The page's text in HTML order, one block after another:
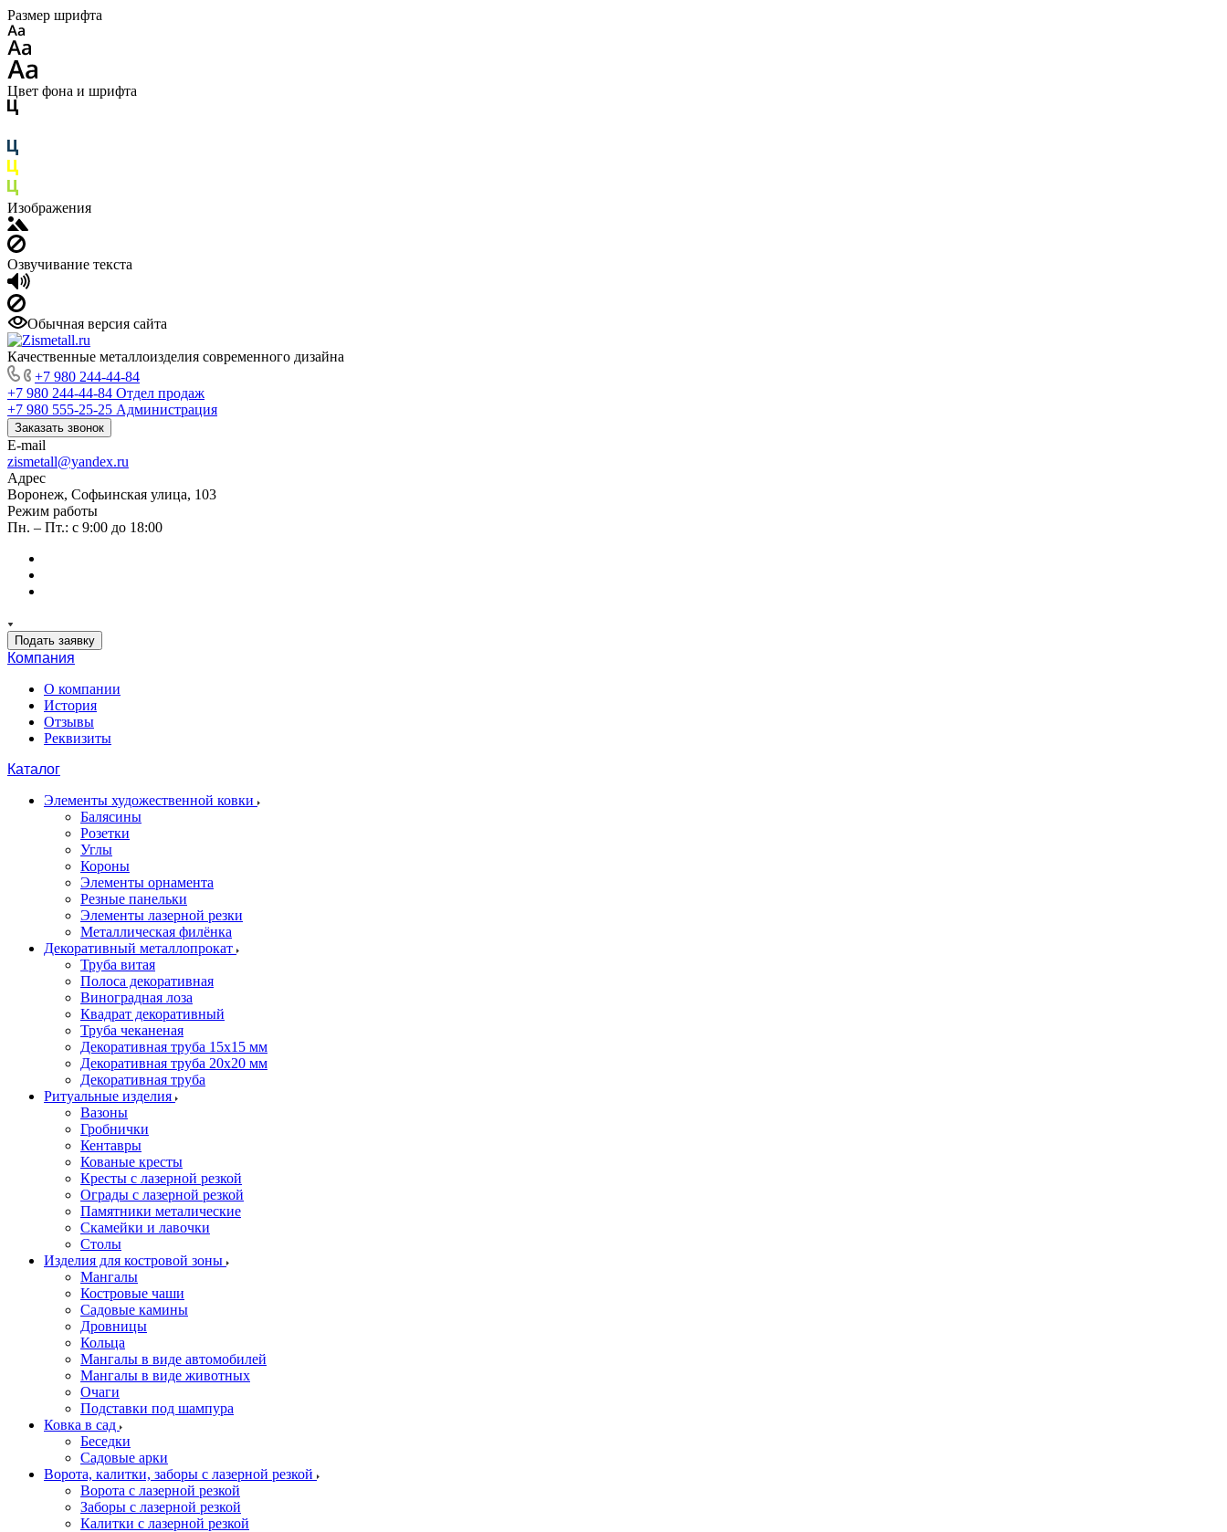
Размер шрифта
Цвет фона и шрифта
Изображения
Озвучивание текста
Обычная версия сайта
Качественные металлоизделия современного дизайна
+7 980 244-44-84
+7 980 244-44-84 Отдел продаж
+7 980 555-25-25 Администрация
Заказать звонок
E-mail
zismetall@yandex.ru
Адрес
Воронеж, Софьинская улица, 103
Режим работы
Пн. – Пт.: с 9:00 до 18:00
Подать заявку
Компания
О компании
История
Отзывы
Реквизиты
Каталог
Элементы художественной ковки
Балясины
Розетки
Углы
Короны
Элементы орнамента
Резные панельки
Элементы лазерной резки
Металлическая филёнка
Декоративный металлопрокат
Труба витая
Полоса декоративная
Виноградная лоза
Квадрат декоративный
Труба чеканеная
Декоративная труба 15х15 мм
Декоративная труба 20х20 мм
Декоративная труба
Ритуальные изделия
Вазоны
Гробнички
Кентавры
Кованые кресты
Кресты с лазерной резкой
Ограды с лазерной резкой
Памятники металические
Скамейки и лавочки
Столы
Изделия для костровой зоны
Мангалы
Костровые чаши
Садовые камины
Дровницы
Кольца
Мангалы в виде автомобилей
Мангалы в виде животных
Очаги
Подставки под шампура
Ковка в сад
Беседки
Садовые арки
Ворота, калитки, заборы с лазерной резкой
Ворота с лазерной резкой
Заборы с лазерной резкой
Калитки с лазерной резкой